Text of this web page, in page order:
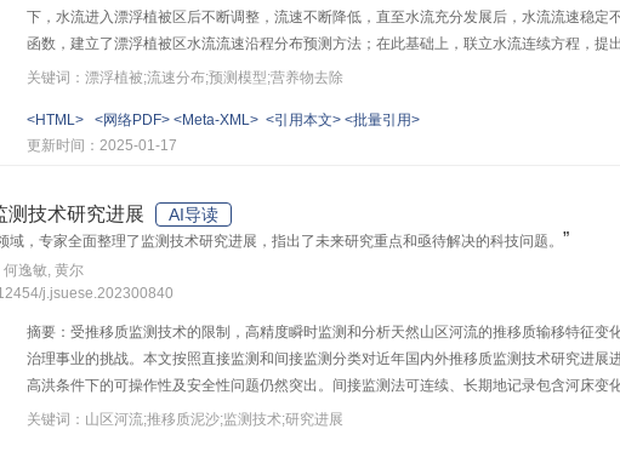
下，水流进入漂浮植被区后不断调整，流速不断降低，直至水流充分发展后，水流流速稳
函数，建立了漂浮植被区水流流速沿程分布预测方法；在此基础上，联立水流连续方程，
有输入参数可由水流和植被条件确定。采用已有的试验资料检验计算模型，发现本文模型
关键词：漂浮植被;流速分布;预测模型;营养物去除
<HTML> <网络PDF> <Meta-XML> <引用本文> <批量引用>
更新时间：2025-01-17
测技术研究进展 AI导读
域，专家全面整理了监测技术研究进展，指出了未来研究重点和亟待解决的科技问题。 ”
何逸敏, 黄尔
j.jsuese.202300840
摘要：受推移质监测技术的限制，高精度瞬时监测和分析天然山区河流的推移质输移特征
治理事业的挑战。本文按照直接监测和间接监测分类对近年国内外推移质监测技术研究进
高洪条件下的可操作性及安全性问题仍然突出。间接监测法可连续、长期地记录包含河床
式，包括了推移质击板/柱/管、地震检波器、水听器等。但间接监测法传感器所记录的信号
关键词：山区河流;推移质泥沙;监测技术;研究进展